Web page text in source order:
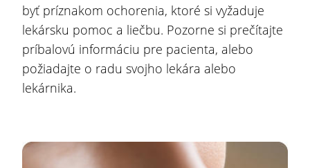
byť príznakom ochorenia, ktoré si vyžaduje
lekársku pomoc a liečbu. Pozorne si prečítajte
príbalovú informáciu pre pacienta, alebo
požiadajte o radu svojho lekára alebo
lekárnika.